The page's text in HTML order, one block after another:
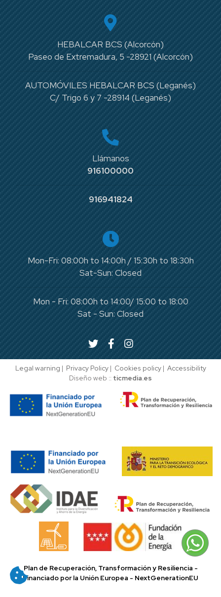
HEBALCAR BCS (Alcorcón)
Paseo de Extremadura, 5 -28921 (Alcorcón)
AUTOMÓVILES HEBALCAR BCS (Leganés)
C/ Trigo 6 y 7 -28914 (Leganés)
Llámanos
916100000
916941824
Mon-Fri: 08:00h to 14:00h / 15:30h to 18:30h
Sat-Sun: Closed
Mon - Fri: 08:00h to 14:00/ 15:00 to 18:00
Sat - Sun: Closed
Legal warning | Privacy Policy| Cookies policy| Accessibility
Diseño web :: ticmedia.es
Plan de Recuperación, Transformación y Resiliencia -
Financiado por la Unión Europea - NextGenerationEU